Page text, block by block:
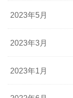
2023年5月
2023年3月
2023年1月